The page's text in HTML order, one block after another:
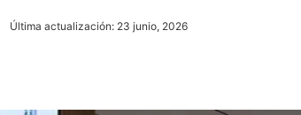
Última actualización: 23 junio, 2026